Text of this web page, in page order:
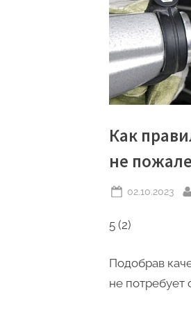
Как
не
Posted
02.10.2023
5 (2)
Подобрав
не потребует